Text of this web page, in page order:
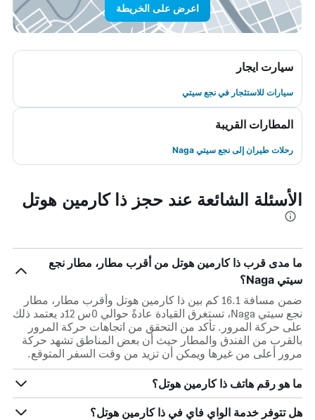
اعرض على الخريطة
سيارت ايجار
سيارات للاستئجار في نجع سيتي
المطارات القريبة
رحلات طيران إلى نجع سيتي Naga
الأسئلة الشائعة عند حجز ذا كارمين هوتل
ما مدى قرب ذا كارمين هوتل من أقرب مطار، مطار نجع
سيتي Naga؟
ضمن مسافة 16.1 كم بين ذا كارمين هوتل وأقرب مطار، مطار
نجع سيتي Naga، تستغرق القيادة عادةً حوالي 0س 12د يعتمد ذلك
على حركة المرور. تأكد من التحقق من اتجاهات حركة المرور
بالقرب من الفندق والمطار حيث أن بعض المناطق تشهد حركة
مرور أعلى من غيرها ويمكن أن تزيد من وقت السفر المتوقع.
ما هو رقم هاتف ذا كارمين هوتل؟
هل تتوفر خدمة الواي فاي في ذا كارمين هوتل؟